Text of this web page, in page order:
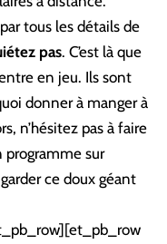
tous les détails de
pas. C’est là que
en jeu. Ils sont
donner à manger à
n’hésitez pas à faire
programme sur
ce doux géant